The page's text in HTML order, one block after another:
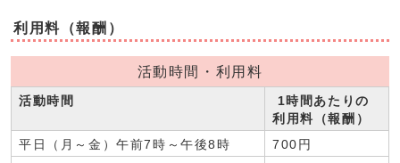
利用料（報酬）
活動時間・利用料
活動時間
1時間あたりの
利用料（報酬）
平日（月～金）午前7時～午後8時
700円